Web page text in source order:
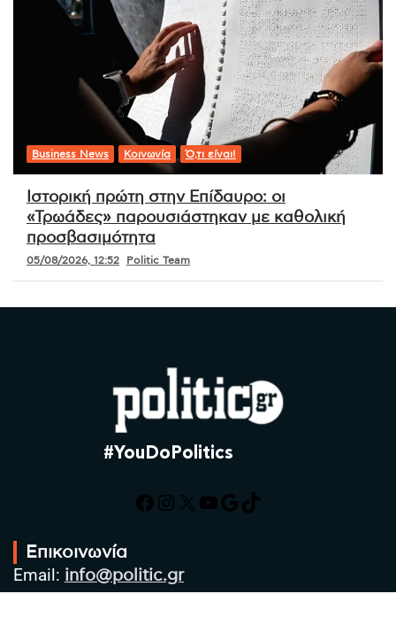
Business News Κοινωνία Ό,τι είναι!
Ιστορική πρώτη στην Επίδαυρο: οι
«Τρωάδες» παρουσιάστηκαν με καθολική
προσβασιμότητα
05/08/2026, 12:52 Politic Team
#YouDoPolitics
Facebook
Instagram
X YouTube
Google
TikTok
Επικοινωνία
Email: info@politic.gr
Τηλ: